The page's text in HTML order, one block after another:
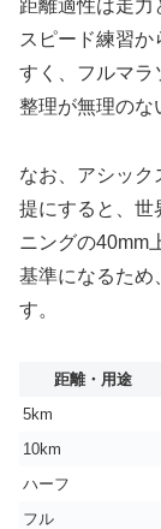
距離適性は走力
スピード練習
すく、フルマラ
整理が無理のな
なお、アシック
提にすると、世
ニングの40mm
基準になるため
す。
距離・用途
5km
10km
ハーフ
フル